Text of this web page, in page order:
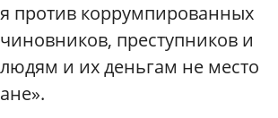
против коррумпированных
преступников и
и их деньгам не место